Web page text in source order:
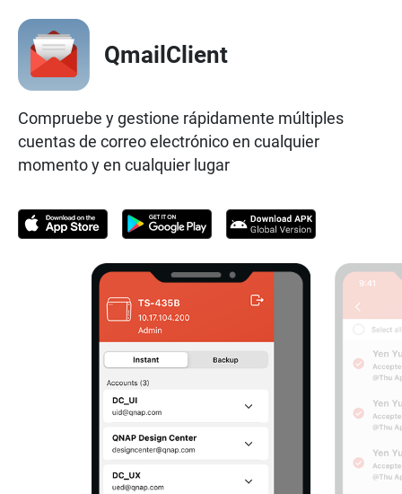
QmailClient
Compruebe y gestione rápidamente múltiples
cuentas de correo electrónico en cualquier
momento y en cualquier lugar